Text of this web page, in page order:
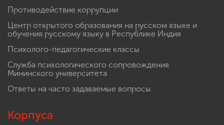
Противодействие коррупции
Центр открытого образования на русском языке и
обучения русскому языку в Республике Индия
Психолого-педагогические классы
Служба психологического сопровождения
Мининского университета
Ответы на часто задаваемые вопросы
Корпуса